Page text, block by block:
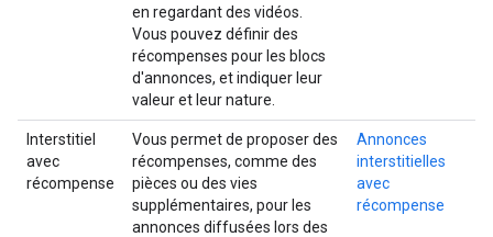
en regardant des vidéos.
Vous pouvez définir des
récompenses pour les blocs
d'annonces, et indiquer leur
valeur et leur nature.
Interstitiel
avec
récompense
Vous permet de proposer des
récompenses, comme des
pièces ou des vies
supplémentaires, pour les
annonces diffusées lors des
Annonces
interstitielles
avec
récompense